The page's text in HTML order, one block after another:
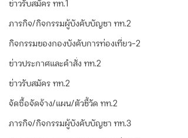
ข่าวรับสมัคร ทท.1
ภารกิจ/กิจกรรมผู้บังคับบัญชา ทท.2
กิจกรรมของกองบังคับการท่องเที่ยว-2
ข่าวประกาศและคำสั่ง ทท.2
ข่าวรับสมัคร ทท.2
จัดซื้อจัดจ้าง/แผน/ตัวชี้วัด ทท.2
ภารกิจ/กิจกรรมผู้บังคับบัญชา ทท.3